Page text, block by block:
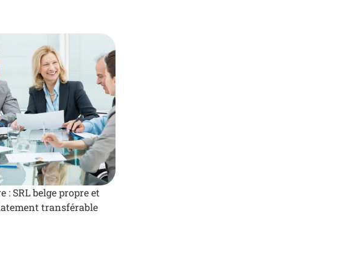
: SRL belge propre et
transférable